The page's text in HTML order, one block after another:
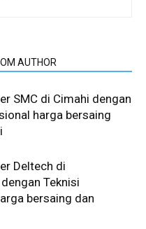
AUTHOR
SMC di Cimahi dengan
harga bersaing
Deltech di
Teknisi
bersaing dan